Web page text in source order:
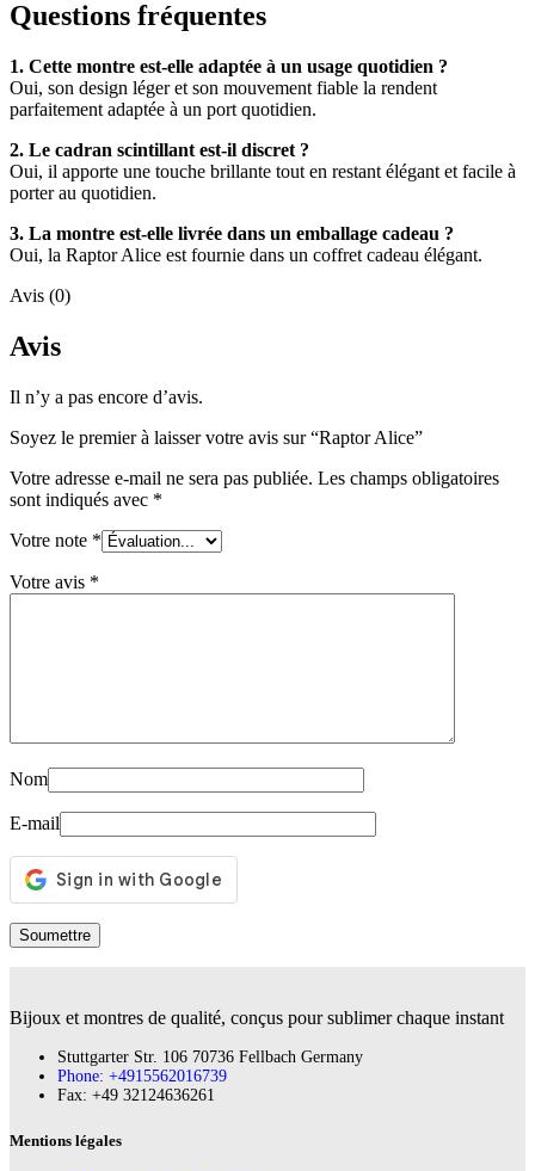
Questions fréquentes
1. Cette montre est-elle adaptée à un usage quotidien ?
Oui, son design léger et son mouvement fiable la rendent
parfaitement adaptée à un port quotidien.
2. Le cadran scintillant est-il discret ?
Oui, il apporte une touche brillante tout en restant élégant et facile à
porter au quotidien.
3. La montre est-elle livrée dans un emballage cadeau ?
Oui, la Raptor Alice est fournie dans un coffret cadeau élégant.
Avis (0)
Avis
Il n’y a pas encore d’avis.
Soyez le premier à laisser votre avis sur “Raptor Alice”
Votre adresse e-mail ne sera pas publiée. Les champs obligatoires
sont indiqués avec *
Votre note *
Votre avis *
Nom
E-mail
Bijoux et montres de qualité, conçus pour sublimer chaque instant
Stuttgarter Str. 106 70736 Fellbach Germany
Phone: +4915562016739
Fax:‪ +49 32124636261
Mentions légales